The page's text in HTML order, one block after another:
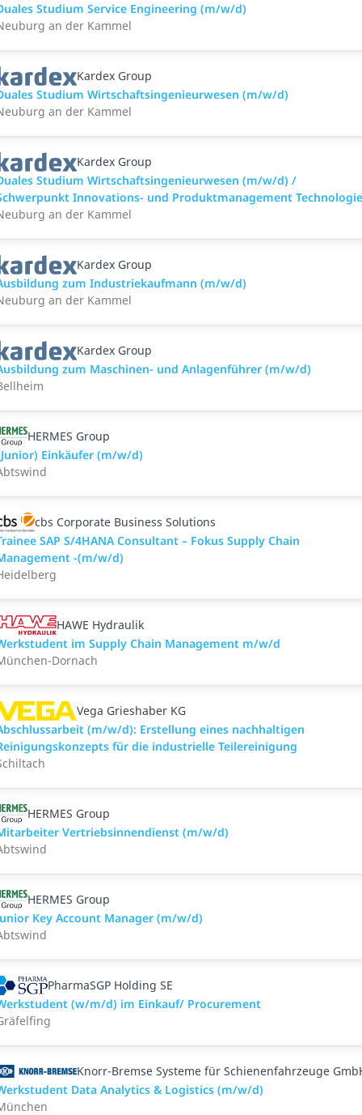
Studium Service Engineering (m/w/d)
an der Kammel
Kardex Group
Studium Wirtschaftsingenieurwesen (m/w/d)
an der Kammel
Kardex Group
Studium Wirtschaftsingenieurwesen (m/w/d) /
Innovations- und Produktmanagement Technologie
an der Kammel
Kardex Group
zum Industriekaufmann (m/w/d)
an der Kammel
Kardex Group
zum Maschinen- und Anlagenführer (m/w/d)
HERMES Group
Einkäufer (m/w/d)
cbs Corporate Business Solutions
SAP S/4HANA Consultant – Fokus Supply Chain
-(m/w/d)
HAWE Hydraulik
im Supply Chain Management m/w/d
Dornach
Vega Grieshaber KG
(m/w/d): Erstellung eines nachhaltigen
für die industrielle Teilereinigung
HERMES Group
Vertriebsinnendienst (m/w/d)
HERMES Group
Key Account Manager (m/w/d)
PharmaSGP Holding SE
(w/m/d) im Einkauf/ Procurement
Knorr-Bremse Systeme für Schienenfahrzeuge
Data Analytics & Logistics (m/w/d)